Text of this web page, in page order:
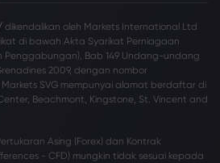
dikendalikan oleh Markets International Ltd
di bawah Akta Syarikat Perniagaan
Bab 149 Undang-undang
2009, dengan nombor
SVG mempunyai alamat berdaftar di
Beachmont, Kingstone, St. Vincent and
Asing (Forex) dan Kontrak
- CFD) mungkin tidak sesuai kepada